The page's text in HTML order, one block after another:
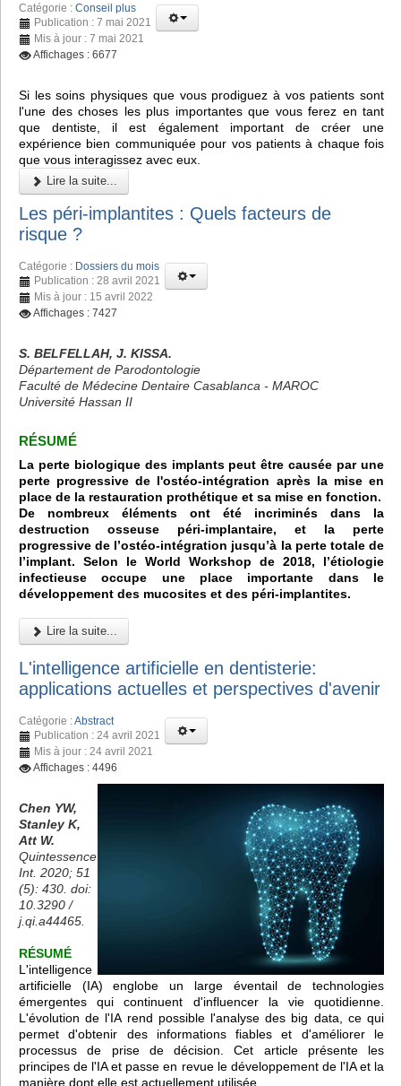
Catégorie : Conseil plus
Publication : 7 mai 2021
Mis à jour : 7 mai 2021
Affichages : 6677
Si les soins physiques que vous prodiguez à vos patients sont
l'une des choses les plus importantes que vous ferez en tant
que dentiste, il est également important de créer une
expérience bien communiquée pour vos patients à chaque fois
que vous interagissez avec eux.
Lire la suite...
Les péri-implantites : Quels facteurs de
risque ?
Catégorie : Dossiers du mois
Publication : 28 avril 2021
Mis à jour : 15 avril 2022
Affichages : 7427
S. BELFELLAH, J. KISSA.
Département de Parodontologie
Faculté de Médecine Dentaire Casablanca - MAROC
Université Hassan II
RÉSUMÉ
La perte biologique des implants peut être causée par une
perte progressive de l'ostéo-intégration après la mise en
place de la restauration prothétique et sa mise en fonction.
De nombreux éléments ont été incriminés dans la
destruction osseuse péri-implantaire, et la perte
progressive de l’ostéo-intégration jusqu’à la perte totale de
l’implant. Selon le World Workshop de 2018, l’étiologie
infectieuse occupe une place importante dans le
développement des mucosites et des péri-implantites.
Lire la suite...
L'intelligence artificielle en dentisterie:
applications actuelles et perspectives d'avenir
Catégorie :Abstract
Publication : 24 avril 2021
Mis à jour : 24 avril 2021
Affichages : 4496
Chen YW,
Stanley K,
Att W.
Quintessence
Int. 2020; 51
(5): 430. doi:
10.3290 /
j.qi.a44465.
RÉSUMÉ
L'intelligence
artificielle (IA) englobe un large éventail de technologies
émergentes qui continuent d'influencer la vie quotidienne.
L'évolution de l'IA rend possible l'analyse des big data, ce qui
permet d'obtenir des informations fiables et d'améliorer le
processus de prise de décision. Cet article présente les
principes de l'IA et passe en revue le développement de l'IA et la
manière dont elle est actuellement utilisée.